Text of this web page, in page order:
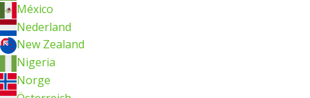
México
Nederland
New Zealand
Nigeria
Norge